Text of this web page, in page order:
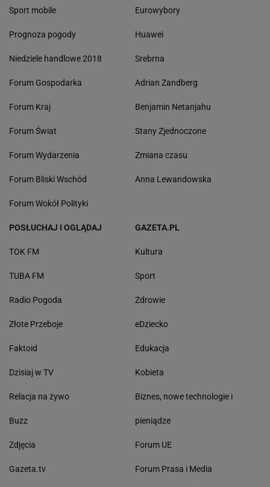
Sport mobile
Prognoza pogody
Niedziele handlowe 2018
Forum Gospodarka
Forum Kraj
Forum Świat
Forum Wydarzenia
Forum Bliski Wschód
Forum Wokół Polityki
Eurowybory
Huawei
Srebrna
Adrian Zandberg
Benjamin Netanjahu
Stany Zjednoczone
Zmiana czasu
Anna Lewandowska
POSŁUCHAJ I OGLĄDAJ
TOK FM
TUBA FM
Radio Pogoda
Złote Przeboje
Faktoid
Dzisiaj w TV
Relacja na żywo
Buzz
Zdjęcia
Gazeta.tv
GAZETA.PL
Kultura
Sport
Zdrowie
eDziecko
Edukacja
Kobieta
Biznes, nowe technologie i
pieniądze
Forum UE
Forum Prasa i Media